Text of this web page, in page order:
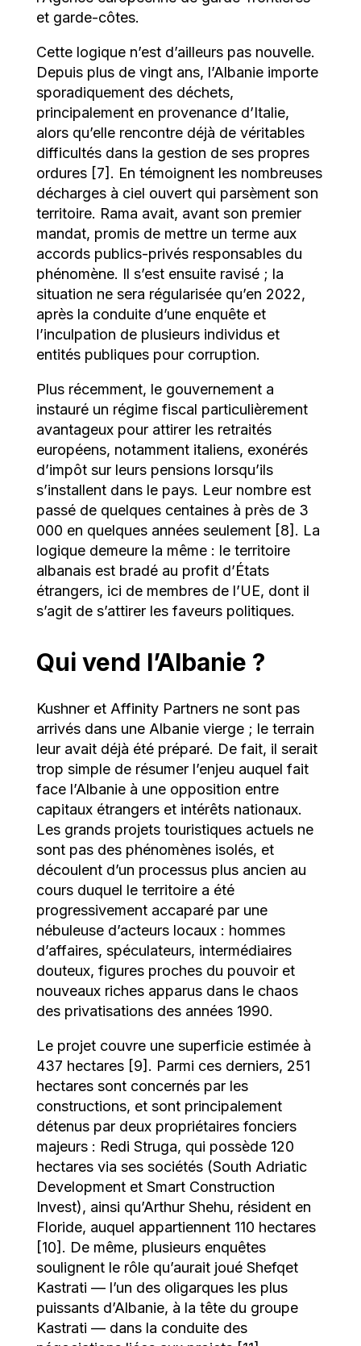
et garde-côtes.
Cette logique n’est d’ailleurs pas nouvelle.
Depuis plus de vingt ans, l’Albanie importe
sporadiquement des déchets,
principalement en provenance d’Italie,
alors qu’elle rencontre déjà de véritables
difficultés dans la gestion de ses propres
ordures [7]. En témoignent les nombreuses
décharges à ciel ouvert qui parsèment son
territoire. Rama avait, avant son premier
mandat, promis de mettre un terme aux
accords publics-privés responsables du
phénomène. Il s’est ensuite ravisé ; la
situation ne sera régularisée qu’en 2022,
après la conduite d’une enquête et
l’inculpation de plusieurs individus et
entités publiques pour corruption.
Plus récemment, le gouvernement a
instauré un régime fiscal particulièrement
avantageux pour attirer les retraités
européens, notamment italiens, exonérés
d’impôt sur leurs pensions lorsqu’ils
s’installent dans le pays. Leur nombre est
passé de quelques centaines à près de 3
000 en quelques années seulement [8]. La
logique demeure la même : le territoire
albanais est bradé au profit d’États
étrangers, ici de membres de l’UE, dont il
s’agit de s’attirer les faveurs politiques.
Qui vend l’Albanie ?
Kushner et Affinity Partners ne sont pas
arrivés dans une Albanie vierge ; le terrain
leur avait déjà été préparé. De fait, il serait
trop simple de résumer l’enjeu auquel fait
face l’Albanie à une opposition entre
capitaux étrangers et intérêts nationaux.
Les grands projets touristiques actuels ne
sont pas des phénomènes isolés, et
découlent d’un processus plus ancien au
cours duquel le territoire a été
progressivement accaparé par une
nébuleuse d’acteurs locaux : hommes
d’affaires, spéculateurs, intermédiaires
douteux, figures proches du pouvoir et
nouveaux riches apparus dans le chaos
des privatisations des années 1990.
Le projet couvre une superficie estimée à
437 hectares [9]. Parmi ces derniers, 251
hectares sont concernés par les
constructions, et sont principalement
détenus par deux propriétaires fonciers
majeurs : Redi Struga, qui possède 120
hectares via ses sociétés (South Adriatic
Development et Smart Construction
Invest), ainsi qu’Arthur Shehu, résident en
Floride, auquel appartiennent 110 hectares
[10]. De même, plusieurs enquêtes
soulignent le rôle qu’aurait joué Shefqet
Kastrati — l’un des oligarques les plus
puissants d’Albanie, à la tête du groupe
Kastrati — dans la conduite des